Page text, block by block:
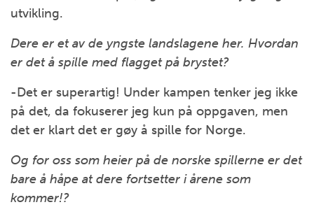
utvikling.
Dere er et av de yngste landslagene her. Hvordan
er det å spille med flagget på brystet?
-Det er superartig! Under kampen tenker jeg ikke
på det, da fokuserer jeg kun på oppgaven, men
det er klart det er gøy å spille for Norge.
Og for oss som heier på de norske spillerne er det
bare å håpe at dere fortsetter i årene som
kommer!?